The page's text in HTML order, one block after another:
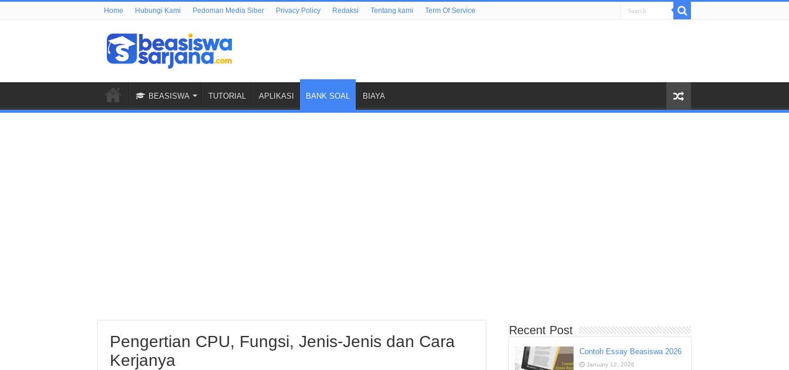
Home Hubungi Kami Pedoman Media Siber Privacy Policy Redaksi Tentang kami Term Of Service
BEASISWA TUTORIAL APLIKASI BANK SOAL BIAYA
Pengertian CPU, Fungsi, Jenis-Jenis dan Cara
Kerjanya
Recent Post
Contoh Essay Beasiswa 2026
January 12, 2026